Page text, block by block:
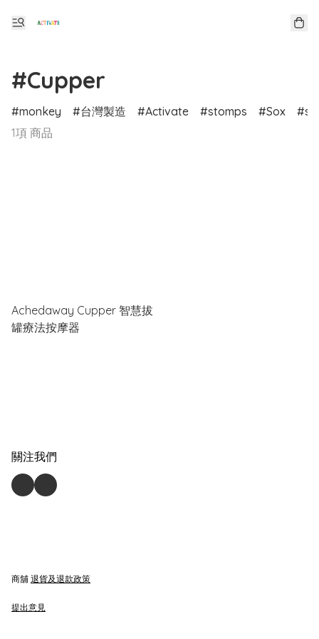
#Cupper
monkey 台灣製造 Activate stomps Sox
1項 商品
Achedaway Cupper 智慧拔
罐療法按摩器
關注我們
商舖 退貨及退款政策
提出意見